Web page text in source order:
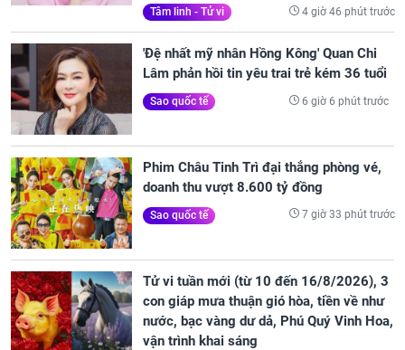
Tâm linh - Tử vi 4 giờ 46 phút trước
'Đệ nhất mỹ nhân Hồng Kông' Quan Chi
Lâm phản hồi tin yêu trai trẻ kém 36 tuổi
Sao quốc tế 6 giờ 6 phút trước
Phim Châu Tinh Trì đại thắng phòng vé,
doanh thu vượt 8.600 tỷ đồng
Sao quốc tế 7 giờ 33 phút trước
Tử vi tuần mới (từ 10 đến 16/8/2026), 3
con giáp mưa thuận gió hòa, tiền về như
nước, bạc vàng dư dả, Phú Quý Vinh Hoa,
vận trình khai sáng